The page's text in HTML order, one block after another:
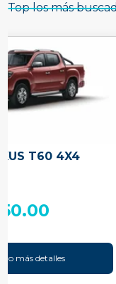
Top los más
T60 4X4
más detalles